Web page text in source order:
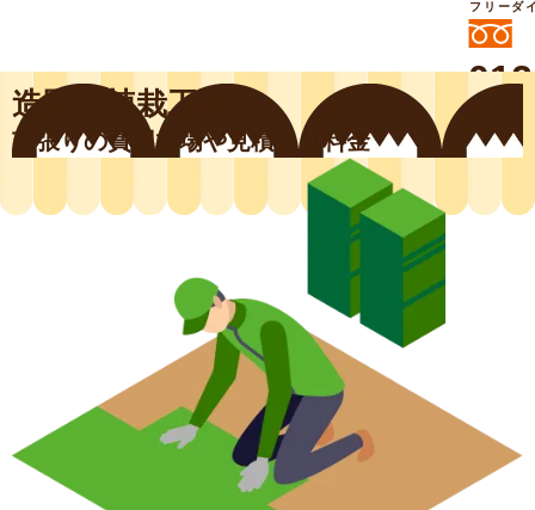
外構工事や庭リフォームは庭づくり業界
No.1チェーン店の
smileガーデンプチ庭づくり事業部にお
任せください！
フリーダ
造園・植栽工事
芝張りの費用相場や見積もり料金